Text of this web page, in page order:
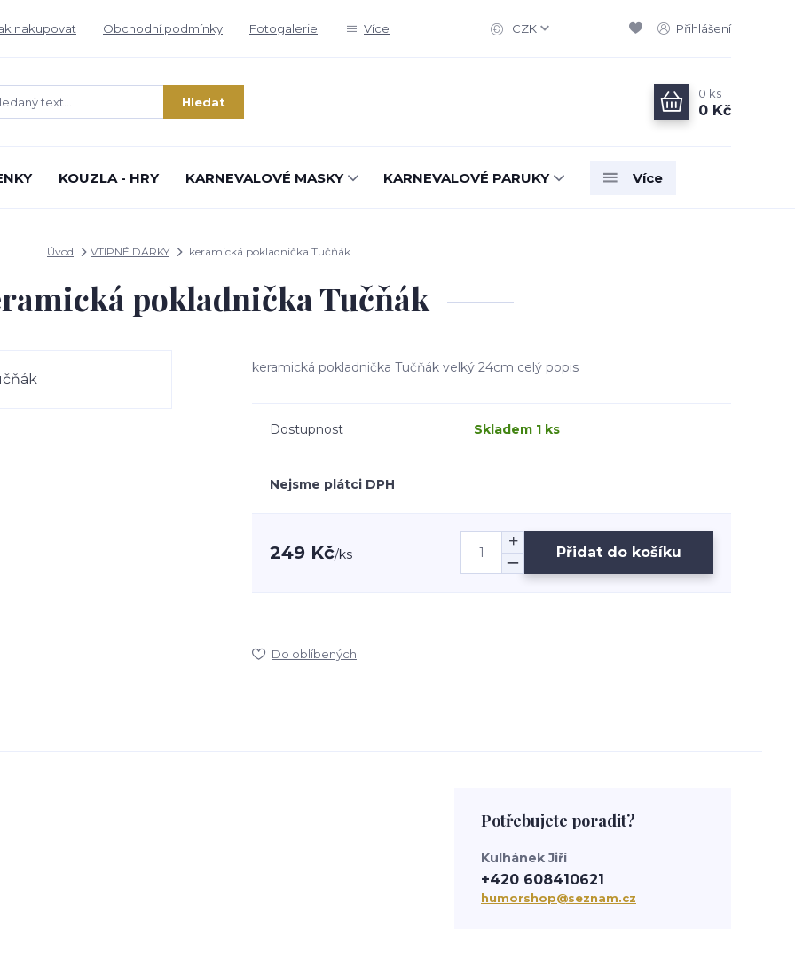
nakupovat Obchodní podmínky Fotogalerie Více CZK Přihlášení
Hledat
0 ks
0 Kč
KOUZLA - HRY KARNEVALOVÉ MASKY KARNEVALOVÉ PARUKY Více
Úvod VTIPNÉ DÁRKY keramická pokladnička Tučňák
pokladnička Tučňák
keramická pokladnička Tučňák velký 24cm celý popis
Dostupnost Skladem 1 ks
Nejsme plátci DPH
249 Kč/ks Přidat do košíku
Do oblíbených
Potřebujete poradit?
Kulhánek Jiří
+420 608410621
humorshop@seznam.cz